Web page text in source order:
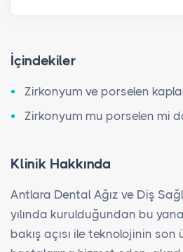
İçindekiler
Zirkonyum ve porselen
Zirkonyum mu porselen mi
Klinik Hakkında
Antlara Dental Ağız ve Diş
yılında kurulduğundan bu
bakış açısı ile teknolojinin